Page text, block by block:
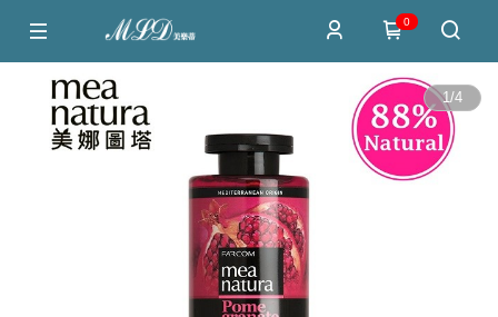
0
1/4